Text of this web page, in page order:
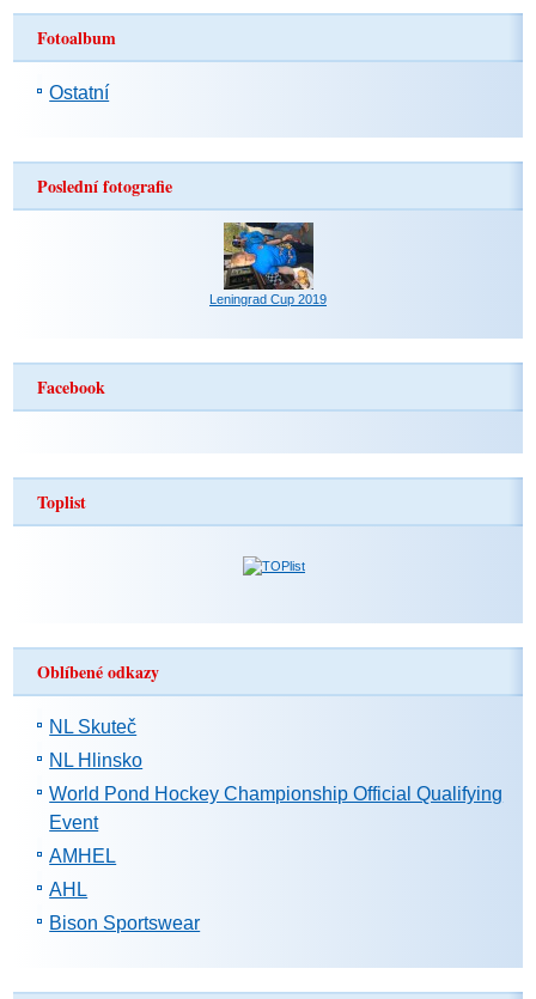
Fotoalbum
Ostatní
Poslední fotografie
Leningrad Cup 2019
Facebook
Toplist
Oblíbené odkazy
NL Skuteč
NL Hlinsko
World Pond Hockey Championship Official Qualifying
Event
AMHEL
AHL
Bison Sportswear